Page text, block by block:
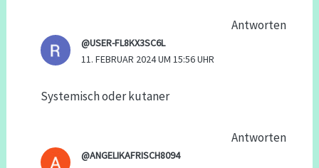
Antworten
@USER-FL8KX3SC6L
11. FEBRUAR 2024 UM 15:56 UHR
Systemisch oder kutaner
Antworten
@ANGELIKAFRISCH8094